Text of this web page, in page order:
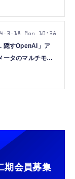
隠すOpenAI」ア
ータのマルチモー
Mon 10:38
期会員募集